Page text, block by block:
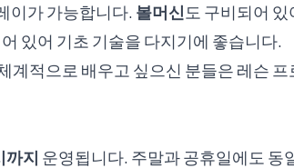
이가 가능합니다. 볼머신 도 구비되어
있어 기초 기술을 다지기에 좋습니다.
계적으로 배우고 싶으신 분들은 레슨
까지 운영됩니다. 주말과 공휴일에도 동